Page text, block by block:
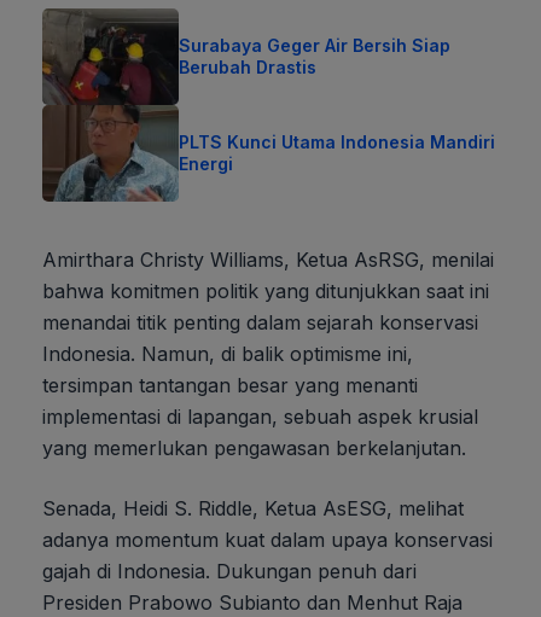
Surabaya Geger Air Bersih Siap
Berubah Drastis
PLTS Kunci Utama Indonesia Mandiri
Energi
Amirthara Christy Williams, Ketua AsRSG, menilai
bahwa komitmen politik yang ditunjukkan saat ini
menandai titik penting dalam sejarah konservasi
Indonesia. Namun, di balik optimisme ini,
tersimpan tantangan besar yang menanti
implementasi di lapangan, sebuah aspek krusial
yang memerlukan pengawasan berkelanjutan.
Senada, Heidi S. Riddle, Ketua AsESG, melihat
adanya momentum kuat dalam upaya konservasi
gajah di Indonesia. Dukungan penuh dari
Presiden Prabowo Subianto dan Menhut Raja